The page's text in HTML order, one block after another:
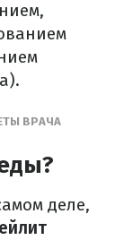
ВРАЧА
деле,